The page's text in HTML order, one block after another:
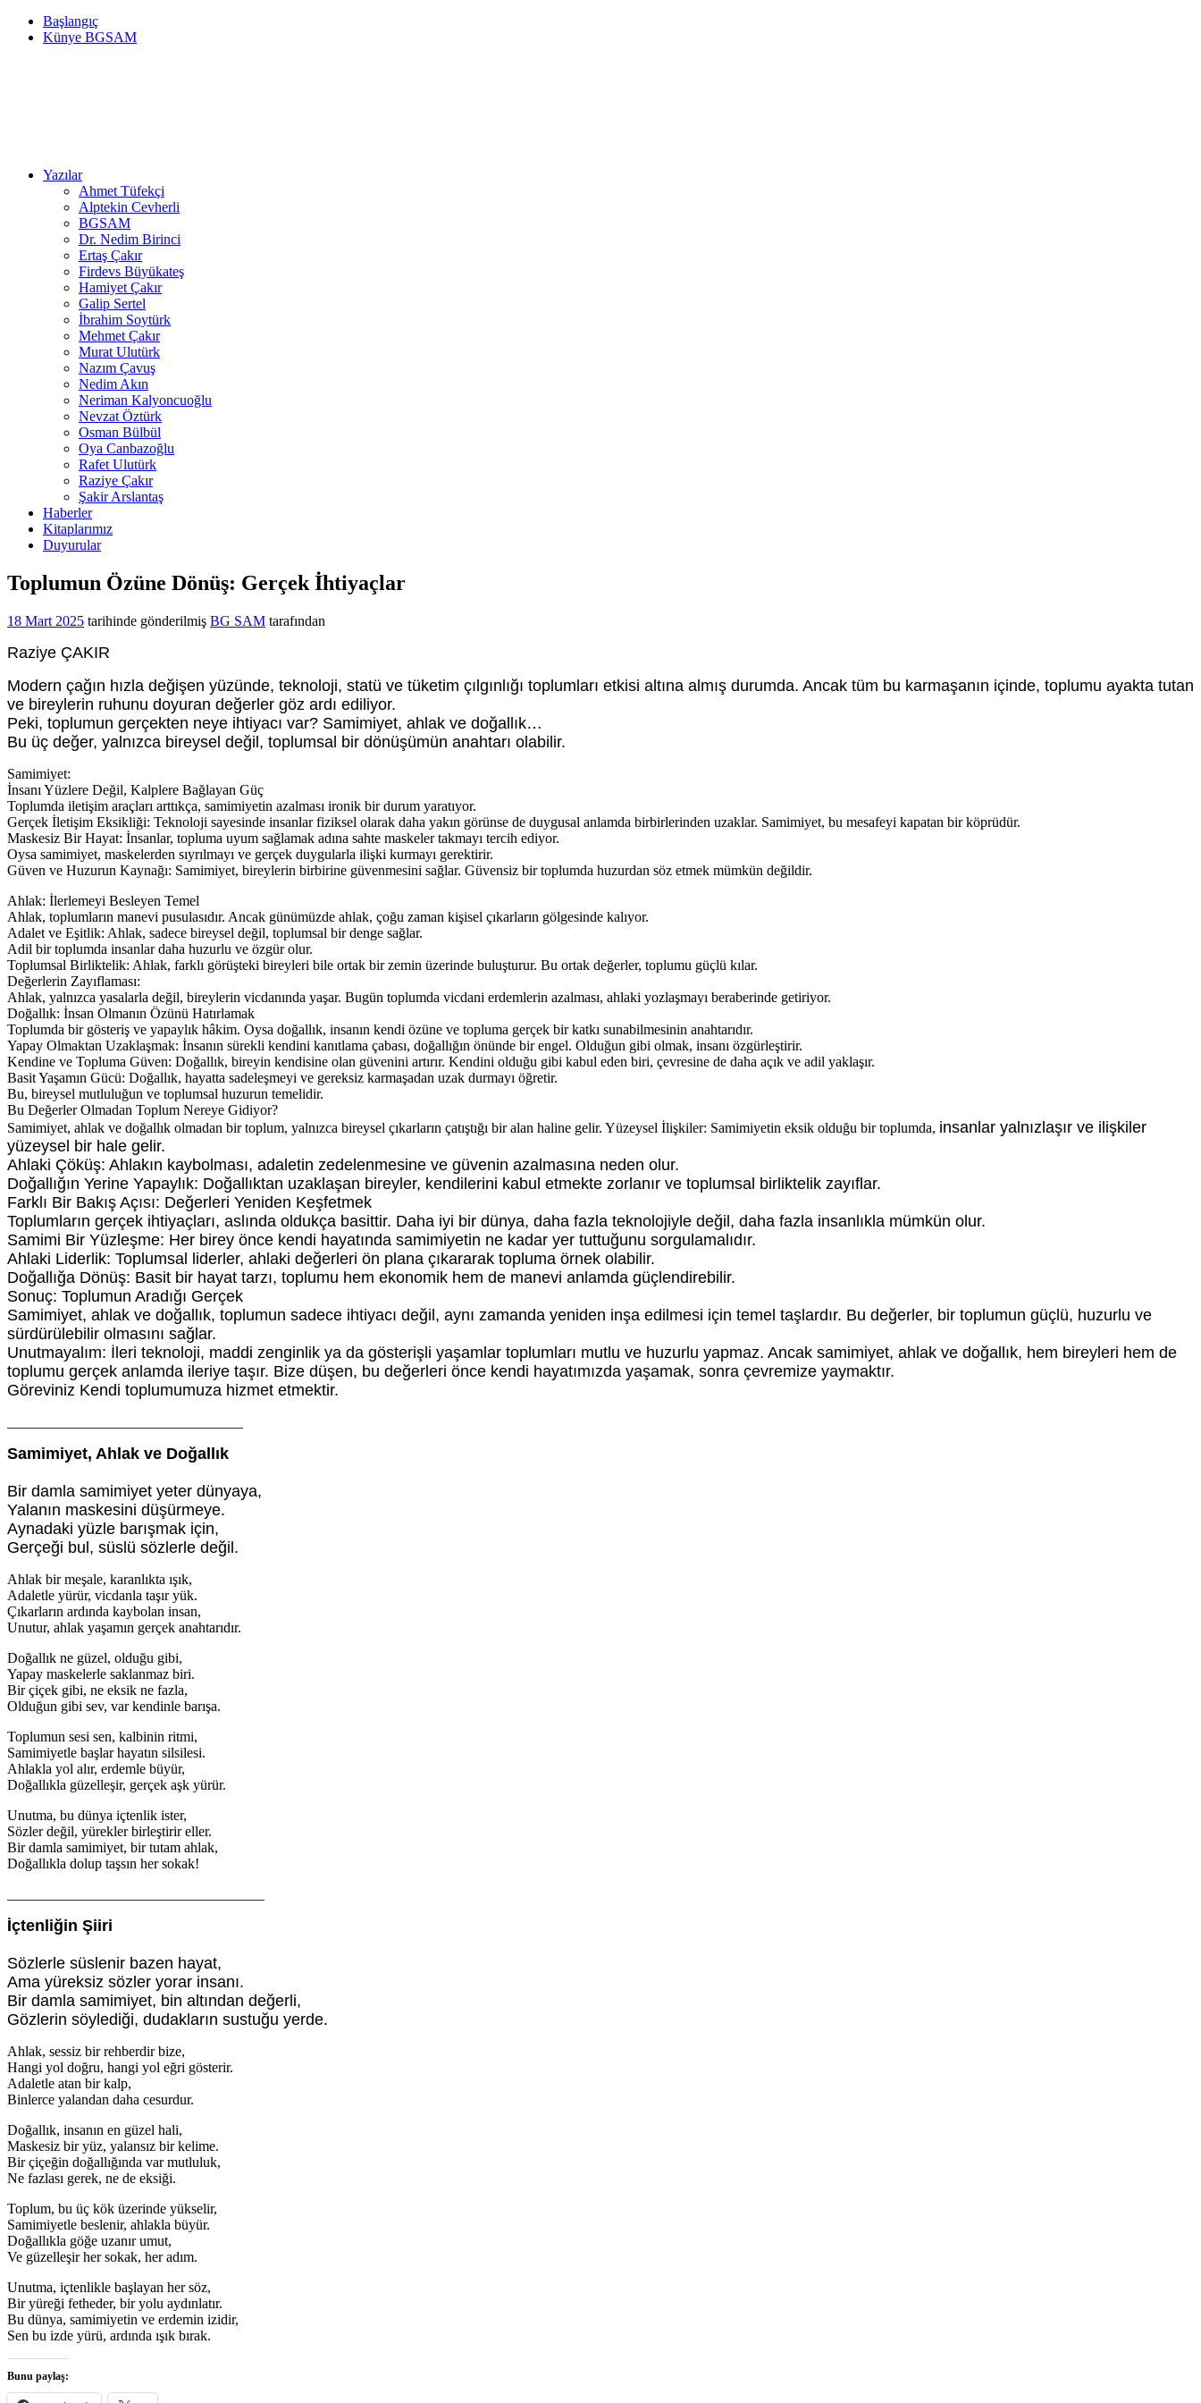
Başlangıç
Künye BGSAM
Yazılar
Ahmet Tüfekçi
Alptekin Cevherli
BGSAM
Dr. Nedim Birinci
Ertaş Çakır
Firdevs Büyükateş
Hamiyet Çakır
Galip Sertel
İbrahim Soytürk
Mehmet Çakır
Murat Ulutürk
Nazım Çavuş
Nedim Akın
Neriman Kalyoncuoğlu
Nevzat Öztürk
Osman Bülbül
Oya Canbazoğlu
Rafet Ulutürk
Raziye Çakır
Şakir Arslantaş
Haberler
Kitaplarımız
Duyurular
Toplumun Özüne Dönüş: Gerçek İhtiyaçlar
18 Mart 2025 tarihinde gönderilmiş BG SAM tarafından
Raziye ÇAKIR
Modern çağın hızla değişen yüzünde, teknoloji, statü ve tüketim çılgınlığı toplumları etkisi altına almış durumda. Ancak tüm bu karmaşanın içinde, toplumu ayakta tutan
ve bireylerin ruhunu doyuran değerler göz ardı ediliyor.
Peki, toplumun gerçekten neye ihtiyacı var? Samimiyet, ahlak ve doğallık…
Bu üç değer, yalnızca bireysel değil, toplumsal bir dönüşümün anahtarı olabilir.
Samimiyet:
İnsanı Yüzlere Değil, Kalplere Bağlayan Güç
Toplumda iletişim araçları arttıkça, samimiyetin azalması ironik bir durum yaratıyor.
Gerçek İletişim Eksikliği: Teknoloji sayesinde insanlar fiziksel olarak daha yakın görünse de duygusal anlamda birbirlerinden uzaklar. Samimiyet, bu mesafeyi kapatan bir köprüdür.
Maskesiz Bir Hayat: İnsanlar, topluma uyum sağlamak adına sahte maskeler takmayı tercih ediyor.
Oysa samimiyet, maskelerden sıyrılmayı ve gerçek duygularla ilişki kurmayı gerektirir.
Güven ve Huzurun Kaynağı: Samimiyet, bireylerin birbirine güvenmesini sağlar. Güvensiz bir toplumda huzurdan söz etmek mümkün değildir.
Ahlak: İlerlemeyi Besleyen Temel
Ahlak, toplumların manevi pusulasıdır. Ancak günümüzde ahlak, çoğu zaman kişisel çıkarların gölgesinde kalıyor.
Adalet ve Eşitlik: Ahlak, sadece bireysel değil, toplumsal bir denge sağlar.
Adil bir toplumda insanlar daha huzurlu ve özgür olur.
Toplumsal Birliktelik: Ahlak, farklı görüşteki bireyleri bile ortak bir zemin üzerinde buluşturur. Bu ortak değerler, toplumu güçlü kılar.
Değerlerin Zayıflaması:
Ahlak, yalnızca yasalarla değil, bireylerin vicdanında yaşar. Bugün toplumda vicdani erdemlerin azalması, ahlaki yozlaşmayı beraberinde getiriyor.
Doğallık: İnsan Olmanın Özünü Hatırlamak
Toplumda bir gösteriş ve yapaylık hâkim. Oysa doğallık, insanın kendi özüne ve topluma gerçek bir katkı sunabilmesinin anahtarıdır.
Yapay Olmaktan Uzaklaşmak: İnsanın sürekli kendini kanıtlama çabası, doğallığın önünde bir engel. Olduğun gibi olmak, insanı özgürleştirir.
Kendine ve Topluma Güven: Doğallık, bireyin kendisine olan güvenini artırır. Kendini olduğu gibi kabul eden biri, çevresine de daha açık ve adil yaklaşır.
Basit Yaşamın Gücü: Doğallık, hayatta sadeleşmeyi ve gereksiz karmaşadan uzak durmayı öğretir.
Bu, bireysel mutluluğun ve toplumsal huzurun temelidir.
Bu Değerler Olmadan Toplum Nereye Gidiyor?
Samimiyet, ahlak ve doğallık olmadan bir toplum, yalnızca bireysel çıkarların çatıştığı bir alan haline gelir. Yüzeysel İlişkiler: Samimiyetin eksik olduğu bir toplumda, insanlar yalnızlaşır ve ilişkiler
yüzeysel bir hale gelir.
Ahlaki Çöküş: Ahlakın kaybolması, adaletin zedelenmesine ve güvenin azalmasına neden olur.
Doğallığın Yerine Yapaylık: Doğallıktan uzaklaşan bireyler, kendilerini kabul etmekte zorlanır ve toplumsal birliktelik zayıflar.
Farklı Bir Bakış Açısı: Değerleri Yeniden Keşfetmek
Toplumların gerçek ihtiyaçları, aslında oldukça basittir. Daha iyi bir dünya, daha fazla teknolojiyle değil, daha fazla insanlıkla mümkün olur.
Samimi Bir Yüzleşme: Her birey önce kendi hayatında samimiyetin ne kadar yer tuttuğunu sorgulamalıdır.
Ahlaki Liderlik: Toplumsal liderler, ahlaki değerleri ön plana çıkararak topluma örnek olabilir.
Doğallığa Dönüş: Basit bir hayat tarzı, toplumu hem ekonomik hem de manevi anlamda güçlendirebilir.
Sonuç: Toplumun Aradığı Gerçek
Samimiyet, ahlak ve doğallık, toplumun sadece ihtiyacı değil, aynı zamanda yeniden inşa edilmesi için temel taşlardır. Bu değerler, bir toplumun güçlü, huzurlu ve
sürdürülebilir olmasını sağlar.
Unutmayalım: İleri teknoloji, maddi zenginlik ya da gösterişli yaşamlar toplumları mutlu ve huzurlu yapmaz. Ancak samimiyet, ahlak ve doğallık, hem bireyleri hem de
toplumu gerçek anlamda ileriye taşır. Bize düşen, bu değerleri önce kendi hayatımızda yaşamak, sonra çevremize yaymaktır.
Göreviniz Kendi toplumumuza hizmet etmektir.
Samimiyet, Ahlak ve Doğallık
Bir damla samimiyet yeter dünyaya,
Yalanın maskesini düşürmeye.
Aynadaki yüzle barışmak için,
Gerçeği bul, süslü sözlerle değil.
Ahlak bir meşale, karanlıkta ışık,
Adaletle yürür, vicdanla taşır yük.
Çıkarların ardında kaybolan insan,
Unutur, ahlak yaşamın gerçek anahtarıdır.
Doğallık ne güzel, olduğu gibi,
Yapay maskelerle saklanmaz biri.
Bir çiçek gibi, ne eksik ne fazla,
Olduğun gibi sev, var kendinle barışa.
Toplumun sesi sen, kalbinin ritmi,
Samimiyetle başlar hayatın silsilesi.
Ahlakla yol alır, erdemle büyür,
Doğallıkla güzelleşir, gerçek aşk yürür.
Unutma, bu dünya içtenlik ister,
Sözler değil, yürekler birleştirir eller.
Bir damla samimiyet, bir tutam ahlak,
Doğallıkla dolup taşsın her sokak!
İçtenliğin Şiiri
Sözlerle süslenir bazen hayat,
Ama yüreksiz sözler yorar insanı.
Bir damla samimiyet, bin altından değerli,
Gözlerin söylediği, dudakların sustuğu yerde.
Ahlak, sessiz bir rehberdir bize,
Hangi yol doğru, hangi yol eğri gösterir.
Adaletle atan bir kalp,
Binlerce yalandan daha cesurdur.
Doğallık, insanın en güzel hali,
Maskesiz bir yüz, yalansız bir kelime.
Bir çiçeğin doğallığında var mutluluk,
Ne fazlası gerek, ne de eksiği.
Toplum, bu üç kök üzerinde yükselir,
Samimiyetle beslenir, ahlakla büyür.
Doğallıkla göğe uzanır umut,
Ve güzelleşir her sokak, her adım.
Unutma, içtenlikle başlayan her söz,
Bir yüreği fetheder, bir yolu aydınlatır.
Bu dünya, samimiyetin ve erdemin izidir,
Sen bu izde yürü, ardında ışık bırak.
Bunu paylaş: